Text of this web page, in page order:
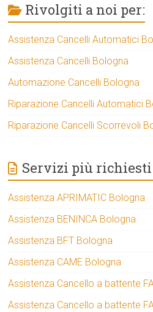
Rivolgiti a noi per:
Assistenza Cancelli Automatici
Assistenza Cancelli Bologna
Automazione Cancelli Bologna
Riparazione Cancelli Automatici
Riparazione Cancelli Scorrevoli
Servizi più
Assistenza APRIMATIC Bologna
Assistenza BENINCA Bologna
Assistenza BFT Bologna
Assistenza CAME Bologna
Assistenza Cancello a battente
Assistenza Cancello a battente